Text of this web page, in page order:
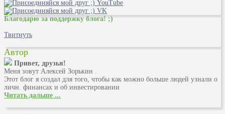
Благодарю за поддержку блога! ;)
Твитнуть
Автор
Привет, друзья!
Меня зовут Алексей Зорькин .
Этот блог я создал для того, чтобы как можно больше людей узнали о
личн. финансах и об инвестировании
Читать дальше ...